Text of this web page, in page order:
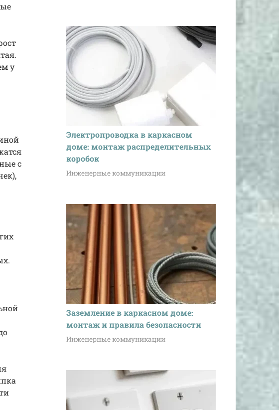
у
с
Электропроводка в каркасном
доме: монтаж распределительных
коробок
Инженерные коммуникации
Заземление в каркасном доме:
монтаж и правила безопасности
Инженерные коммуникации